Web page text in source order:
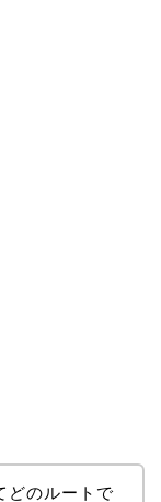
どのルートで